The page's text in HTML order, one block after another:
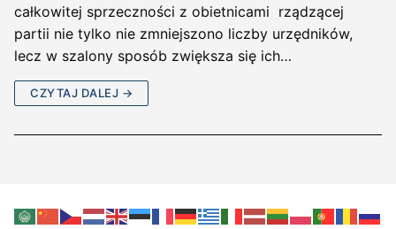
całkowitej sprzeczności z obietnicami rządzącej
partii nie tylko nie zmniejszono liczby urzędników,
lecz w szalony sposób zwiększa się ich…
CZYTAJ DALEJ →